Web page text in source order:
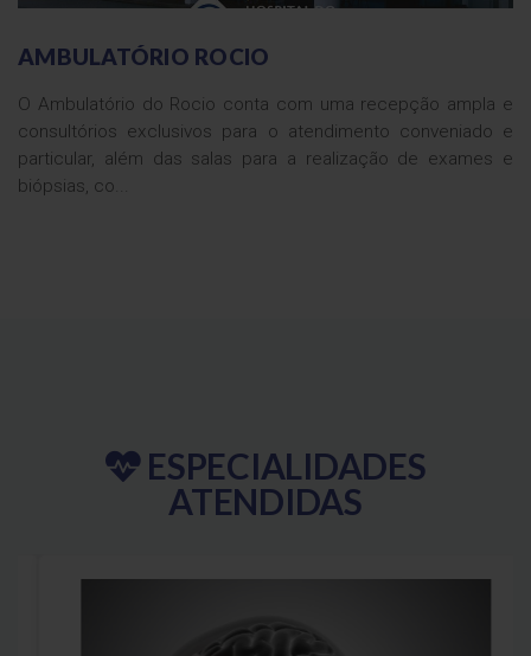
AMBULATÓRIO ROCIO
O Ambulatório do Rocio conta com uma recepção ampla e
consultórios exclusivos para o atendimento conveniado e
particular, além das salas para a realização de exames e
biópsias, co...
ESPECIALIDADES
ATENDIDAS